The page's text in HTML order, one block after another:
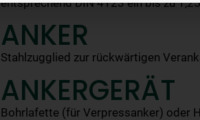
ANKER
Stahlzugglied zur rückwärtigen
ANKERGERÄT
Bohrlafette (für Verpressanker) oder